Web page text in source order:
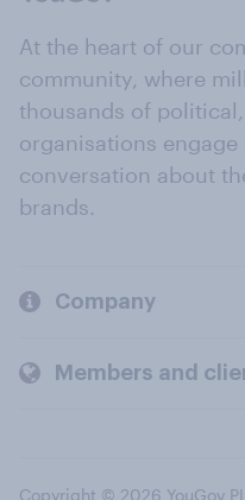
At the heart of our
community, where
thousands of
organisations
conversation about
brands.
Company
Members and
Copyright © 2026 YouGov